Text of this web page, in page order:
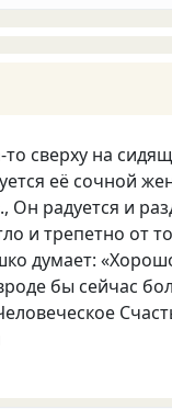
то сверху на
её сочной
Он радуется и
и трепетно от
думает:
бы сейчас